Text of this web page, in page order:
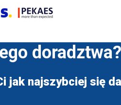
doradztwa?
jak najszybciej się